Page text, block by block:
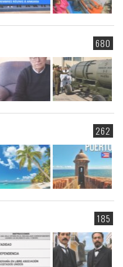
680
262
185